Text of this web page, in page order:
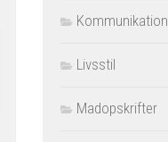
Kommunikation
Livsstil
Madopskrifter